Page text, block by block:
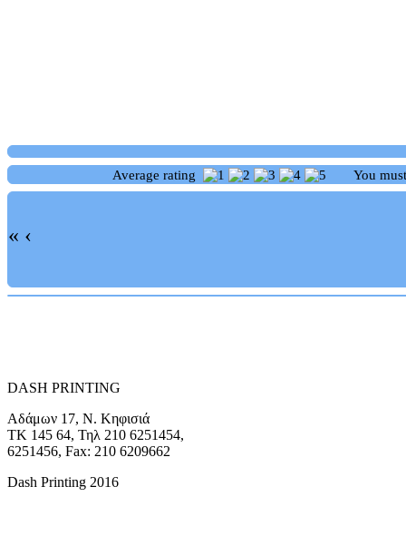
Average rating You
« ‹
DASH PRINTING
Αδάμων 17, Ν. Κηφισιά
ΤΚ 145 64, Τηλ 210 6251454,
6251456, Fax: 210 6209662
Dash Printing 2016